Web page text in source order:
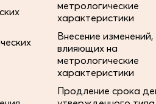
метрологические
характеристики
Внесение изменений,
влияющих на
метрологические
характеристики
Продление срока